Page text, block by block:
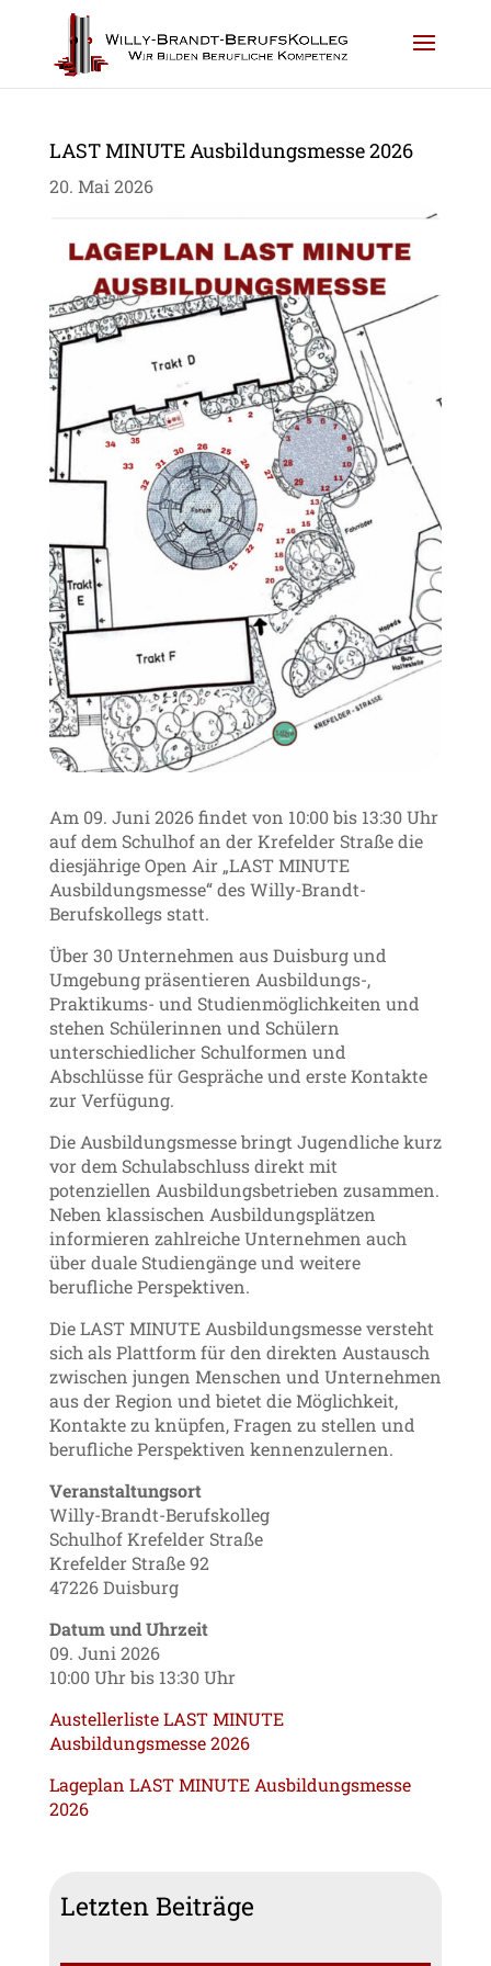
LAST MINUTE Ausbildungsmesse 2026
20. Mai 2026
Am 09. Juni 2026 findet von 10:00 bis 13:30 Uhr
auf dem Schulhof an der Krefelder Straße die
diesjährige Open Air „LAST MINUTE
Ausbildungsmesse“ des Willy-Brandt-
Berufskollegs statt.
Über 30 Unternehmen aus Duisburg und
Umgebung präsentieren Ausbildungs-,
Praktikums- und Studienmöglichkeiten und
stehen Schülerinnen und Schülern
unterschiedlicher Schulformen und
Abschlüsse für Gespräche und erste Kontakte
zur Verfügung.
Die Ausbildungsmesse bringt Jugendliche kurz
vor dem Schulabschluss direkt mit
potenziellen Ausbildungsbetrieben zusammen.
Neben klassischen Ausbildungsplätzen
informieren zahlreiche Unternehmen auch
über duale Studiengänge und weitere
berufliche Perspektiven.
Die LAST MINUTE Ausbildungsmesse versteht
sich als Plattform für den direkten Austausch
zwischen jungen Menschen und Unternehmen
aus der Region und bietet die Möglichkeit,
Kontakte zu knüpfen, Fragen zu stellen und
berufliche Perspektiven kennenzulernen.
Veranstaltungsort
Willy-Brandt-Berufskolleg
Schulhof Krefelder Straße
Krefelder Straße 92
47226 Duisburg
Datum und Uhrzeit
09. Juni 2026
10:00 Uhr bis 13:30 Uhr
Austellerliste LAST MINUTE
Ausbildungsmesse 2026
Lageplan LAST MINUTE Ausbildungsmesse
2026
Letzten Beiträge